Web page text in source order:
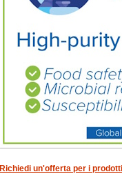
Richiedi un'offerta per i